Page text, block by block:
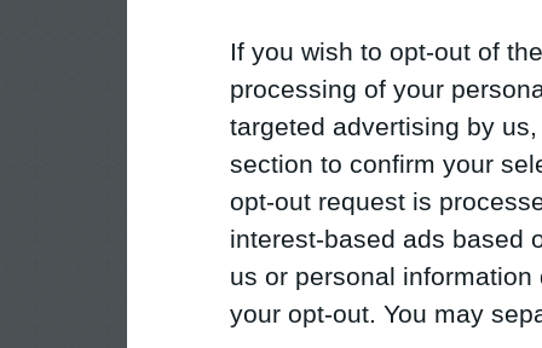
If you wish to opt-out of
processing of your
targeted advertising by
section to confirm your
opt-out request is
interest-based ads based
us or personal
your opt-out. You may